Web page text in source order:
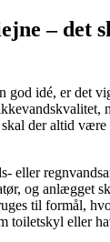
– det
god idé, er det
der altid
eller
og anlægget
til formål,
toiletskyl eller